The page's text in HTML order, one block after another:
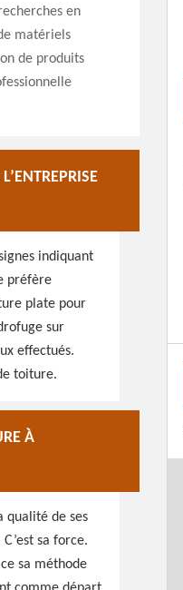
en
matériels
de produits
indiquant
préfère
plate pour
sur
effectués.
toiture.
À
qualité de ses
sa force.
sa méthode